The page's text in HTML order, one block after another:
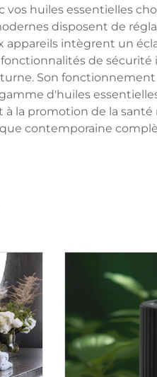
huiles essentielles
disposent de
appareils intègrent un
de
Son
d'huiles
la promotion de la santé
contemporaine